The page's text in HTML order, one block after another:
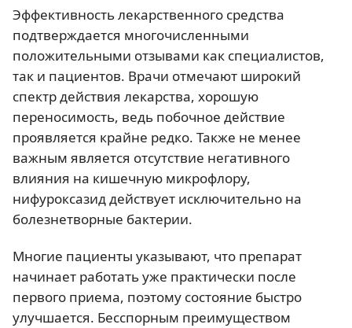
Эффективность лекарственного средства
подтверждается многочисленными
положительными отзывами как специалистов,
так и пациентов. Врачи отмечают широкий
спектр действия лекарства, хорошую
переносимость, ведь побочное действие
проявляется крайне редко. Также не менее
важным является отсутствие негативного
влияния на кишечную микрофлору,
нифуроксазид действует исключительно на
болезнетворные бактерии.
Многие пациенты указывают, что препарат
начинает работать уже практически после
первого приема, поэтому состояние быстро
улучшается. Бесспорным преимуществом